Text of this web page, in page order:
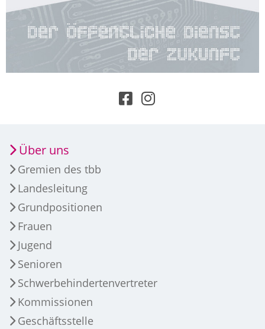
Über uns
Gremien des tbb
Landesleitung
Grundpositionen
Frauen
Jugend
Senioren
Schwerbehindertenvertreter
Kommissionen
Geschäftsstelle